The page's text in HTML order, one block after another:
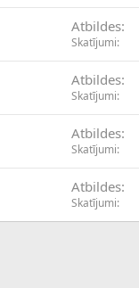
Atbildes
Skatījumi
Atbildes
Skatījumi
Atbildes
Skatījumi
Atbildes
Skatījumi